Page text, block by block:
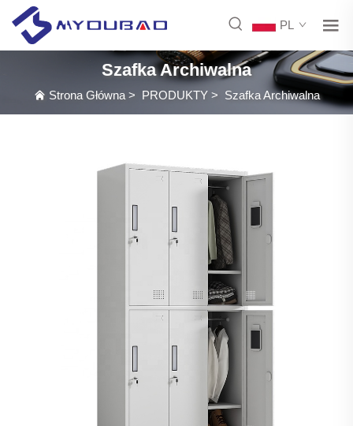
PL
Szafka Archiwalna
Strona Główna> PRODUKTY> Szafka Archiwalna